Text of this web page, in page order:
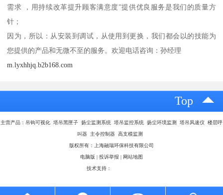
需求 ，用持续改革提升顾客满意度”提供优良服务是我们的质量方
针；
因为，所以：从安装到调试，从使用到更换，我们都会以的技能为
您提供的产品和无微不至的服务。欢迎电话咨询：孙经理
m.lyxhhjq.b2b168.com
Top
主营产品：吊钩可视化 塔吊黑匣子 扬尘监测系统 塔吊监控系统 扬尘环境监测 塔吊风速仪 楼层呼
叫器 主令控制器 高支模监测
版权所有：上海融瑞环保科技有限公司
电脑版 | 投诉举报 | 网站地图
技术支持：